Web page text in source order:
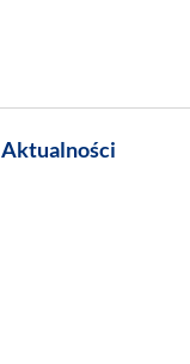
Aktualności